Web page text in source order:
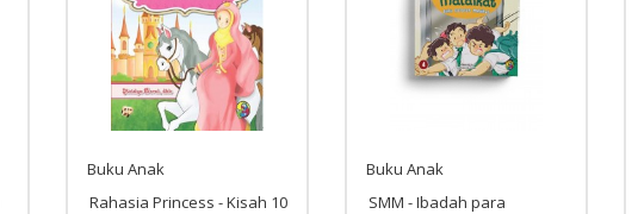
Buku Anak
Rahasia Princess - Kisah 10
Buku Anak
SMM - Ibadah para